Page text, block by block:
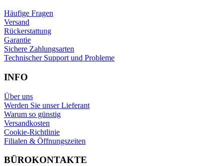
Häufige Fragen
Versand
Rückerstattung
Garantie
Sichere Zahlungsarten
Technischer Support und Probleme
INFO
Über uns
Werden Sie unser Lieferant
Warum so günstig
Versandkosten
Cookie-Richtlinie
Filialen & Öffnungszeiten
BÜROKONTAKTE